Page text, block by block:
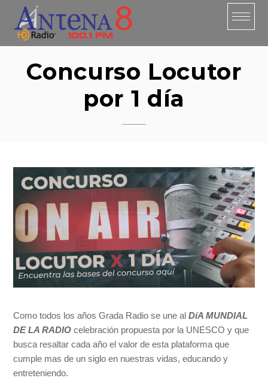
content
Concurso Locutor
por 1 día
Como todos los años Grada Radio se une alDíA MUNDIAL
DE LA RADIO celebración propuesta por la UNESCO y que
busca resaltar cada año el valor de esta plataforma que
cumple mas de un siglo en nuestras vidas, educando y
entreteniendo.